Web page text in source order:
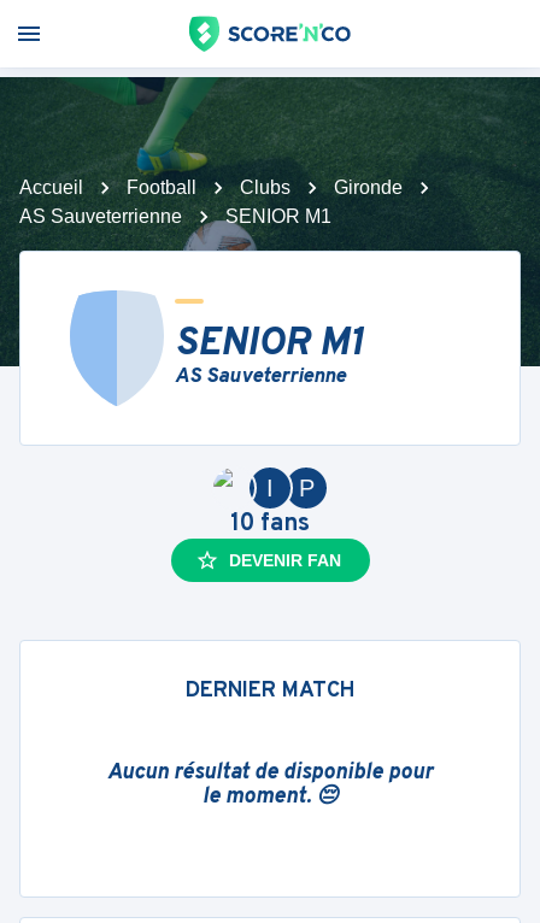
Accueil Football Clubs
Gironde
AS Sauveterrienne
SENIOR M1
SENIOR M1
AS Sauveterrienne
P
I
10 fans
DEVENIR FAN
DERNIER MATCH
Aucun résultat de disponible pour
le moment. 😔